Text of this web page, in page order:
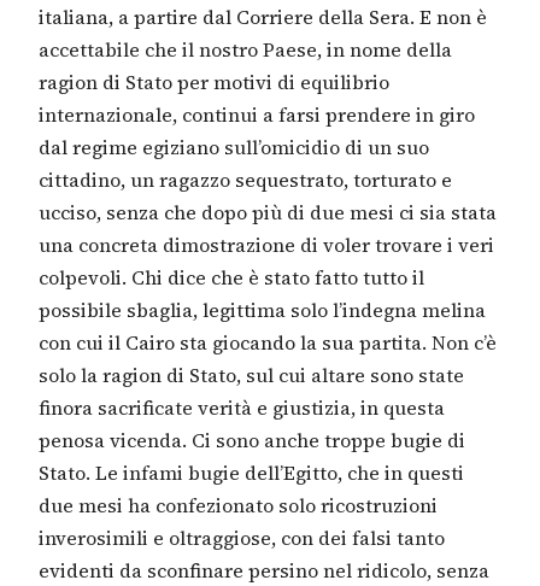
italiana, a partire dal Corriere della Sera. E non è
accettabile che il nostro Paese, in nome della
ragion di Stato per motivi di equilibrio
internazionale, continui a farsi prendere in giro
dal regime egiziano sull’omicidio di un suo
cittadino, un ragazzo sequestrato, torturato e
ucciso, senza che dopo più di due mesi ci sia stata
una concreta dimostrazione di voler trovare i veri
colpevoli. Chi dice che è stato fatto tutto il
possibile sbaglia, legittima solo l’indegna melina
con cui il Cairo sta giocando la sua partita. Non c’è
solo la ragion di Stato, sul cui altare sono state
finora sacrificate verità e giustizia, in questa
penosa vicenda. Ci sono anche troppe bugie di
Stato. Le infami bugie dell’Egitto, che in questi
due mesi ha confezionato solo ricostruzioni
inverosimili e oltraggiose, con dei falsi tanto
evidenti da sconfinare persino nel ridicolo, senza